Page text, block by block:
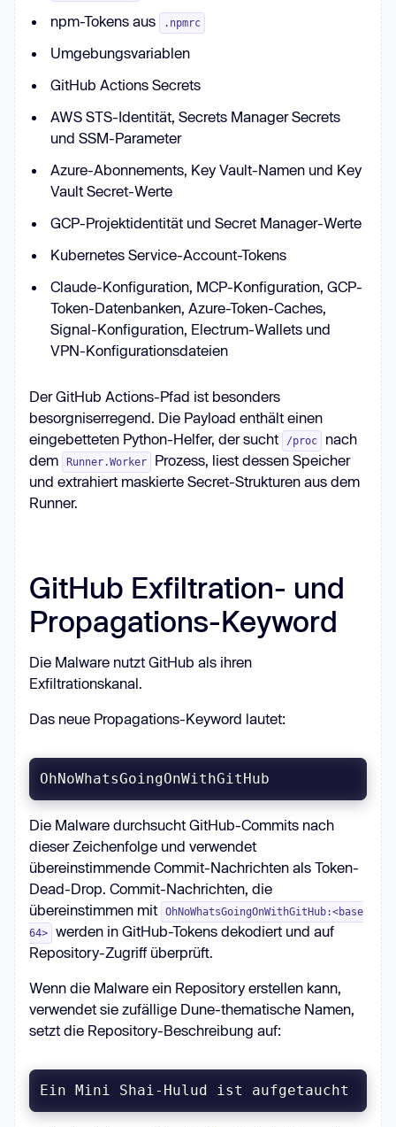
npm-Tokens aus .npmrc
Umgebungsvariablen
GitHub Actions Secrets
AWS STS-Identität, Secrets Manager Secrets
und SSM-Parameter
Azure-Abonnements, Key Vault-Namen und Key
Vault Secret-Werte
GCP-Projektidentität und Secret Manager-Werte
Kubernetes Service-Account-Tokens
Claude-Konfiguration, MCP-Konfiguration, GCP-
Token-Datenbanken, Azure-Token-Caches,
Signal-Konfiguration, Electrum-Wallets und
VPN-Konfigurationsdateien
Der GitHub Actions-Pfad ist besonders
besorgniserregend. Die Payload enthält einen
eingebetteten Python-Helfer, der sucht
/proc
nach
dem
Runner.Worker
Prozess, liest dessen Speicher
und extrahiert maskierte Secret-Strukturen aus dem
Runner.
GitHub Exfiltration- und
Propagations-Keyword
Die Malware nutzt GitHub als ihren
Exfiltrationskanal.
Das neue Propagations-Keyword lautet:
OhNoWhatsGoingOnWithGitHub
Die Malware durchsucht GitHub-Commits nach
dieser Zeichenfolge und verwendet
übereinstimmende Commit-Nachrichten als Token-
Dead-Drop. Commit-Nachrichten, die
übereinstimmen mit
OhNoWhatsGoingOnWithGitHub:<base
64>
werden in GitHub-Tokens dekodiert und auf
Repository-Zugriff überprüft.
Wenn die Malware ein Repository erstellen kann,
verwendet sie zufällige Dune-thematische Namen,
setzt die Repository-Beschreibung auf:
Ein Mini Shai-Hulud ist aufgetaucht